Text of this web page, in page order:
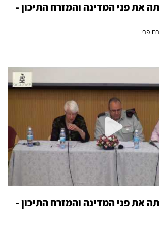
את פני המדינה והמזרח התיכון -
פרי
את פני המדינה והמזרח התיכון -